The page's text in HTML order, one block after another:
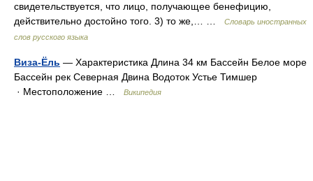
свидетельствуется, что лицо, получающее бенефицию,
действительно достойно того. 3) то же,… …
Словарь иностранных
слов русского языка
Виза-Ёль — Характеристика Длина 34 км Бассейн Белое море
Бассейн рек Северная Двина Водоток Устье Тимшер
· Местоположение …
Википедия